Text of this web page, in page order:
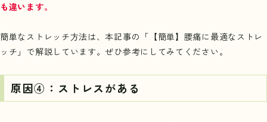
も違います。
簡単なストレッチ方法は、本記事の「 【簡単】腰痛に最適なストレ
ッチ 」で解説しています。ぜひ参考にしてみてください。
原因④：ストレスがある